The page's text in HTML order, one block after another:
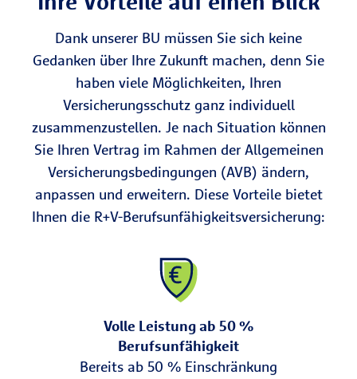
Psychische Leiden gehören zu den
Nervenkrankheiten und zählen zu den
häufigsten Ursachen. Dazu gehören
Depressionen, Belastungsstörungen,
Ängste und Neurosen. An zweiter Stelle
stehenErkrankungen des Skelett- und
Bewegungsapparates. Beide Ursachen
können die Tätigkeit stark einschränken
und machen die gewohnte Arbeit oft
unmöglich.
Berufsunfähigkeitsversicherung“, Gesamtverband der
Deutschen Versicherungswirtschaft e. V., Stand:
Schätzungen der Deutschen
Rentenversicherung wird etwa jeder vierte
Arbeitnehmer (ungefähr 25 %) im Laufe
seines Berufslebens berufsunfähig.
* Quelle: GDV, „7 Fakten zur
Berufsunfähigkeitsversicherung“, Gesamtverband der
Deutschen Versicherungswirtschaft e. V., Stand:
August 2025.
Dank unserer BU müssen Sie sich keine
Gedanken über Ihre Zukunft machen, denn Sie
haben viele Möglichkeiten, Ihren
Versicherungsschutz ganz individuell
zusammenzustellen. Je nach Situation können
Sie Ihren Vertrag im Rahmen der Allgemeinen
Versicherungsbedingungen (AVB) ändern,
anpassen und erweitern. Diese Vorteile bietet
Ihnen die R+V-Berufsunfähigkeitsversicherung:
Volle Leistung ab 50 %
Berufsunfähigkeit
Bereits ab 50 % Einschränkung